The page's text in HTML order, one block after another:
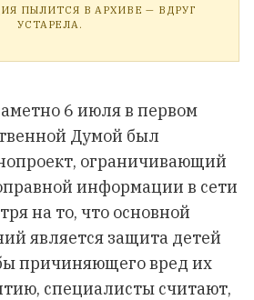
ПЫЛИТСЯ В АРХИВЕ — ВДРУГ
УСТАРЕЛА.
6 июля в первом
Думой был
ограничивающий
информации в сети
на то, что основной
является защита детей
причиняющего вред их
специалисты считают,